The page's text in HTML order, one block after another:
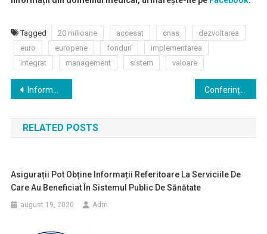
Tagged 20 milioane accesat cnas
dezvoltarea
euro
europene fonduri
implementarea
integrat
management sistem valoare
Navigare
în
articole
Informații privind îmbolnăvirile cauzate de noul coronavirus
RELATED POSTS
Asigurații Pot Obține Informații Referitoare La Serviciile De
Care Au Beneficiat În Sistemul Public De Sănătate
august 19, 2020 Adm